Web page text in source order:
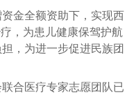
金全额资助下，实现西
，为患儿健康保驾护航
，为进一步促进民族团
合医疗专家志愿团队已